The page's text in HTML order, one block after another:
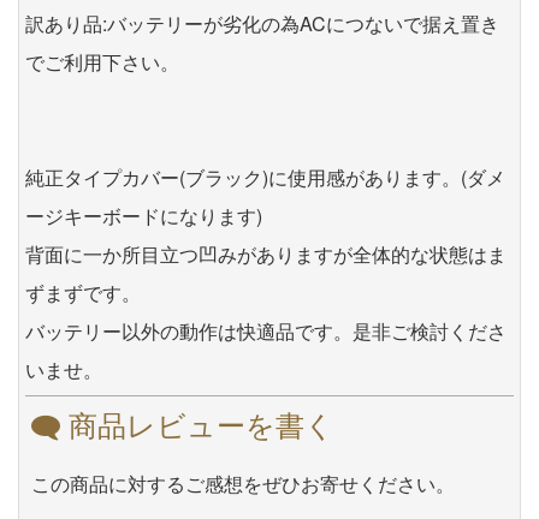
訳あり品:バッテリーが劣化の為ACにつないで据え置き
でご利用下さい。
純正タイプカバー(ブラック)に使用感があります。(ダメ
ージキーボードになります)
背面に一か所目立つ凹みがありますが全体的な状態はま
ずまずです。
バッテリー以外の動作は快適品です。是非ご検討くださ
いませ。
商品レビューを書く
この商品に対するご感想をぜひお寄せください。